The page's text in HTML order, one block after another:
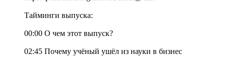
Тайминги выпуска:
00:00 О чем этот выпуск?
02:45 Почему учёный ушёл из науки в бизнес